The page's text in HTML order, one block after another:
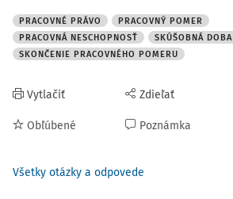
PRACOVNÉ PRÁVO
PRACOVNÝ POMER
PRACOVNÁ NESCHOPNOSŤ
SKÚŠOBNÁ DOBA
SKONČENIE PRACOVNÉHO POMERU
Vytlačiť
Obľúbené
Zdieľať
Poznámka
Všetky otázky a odpovede